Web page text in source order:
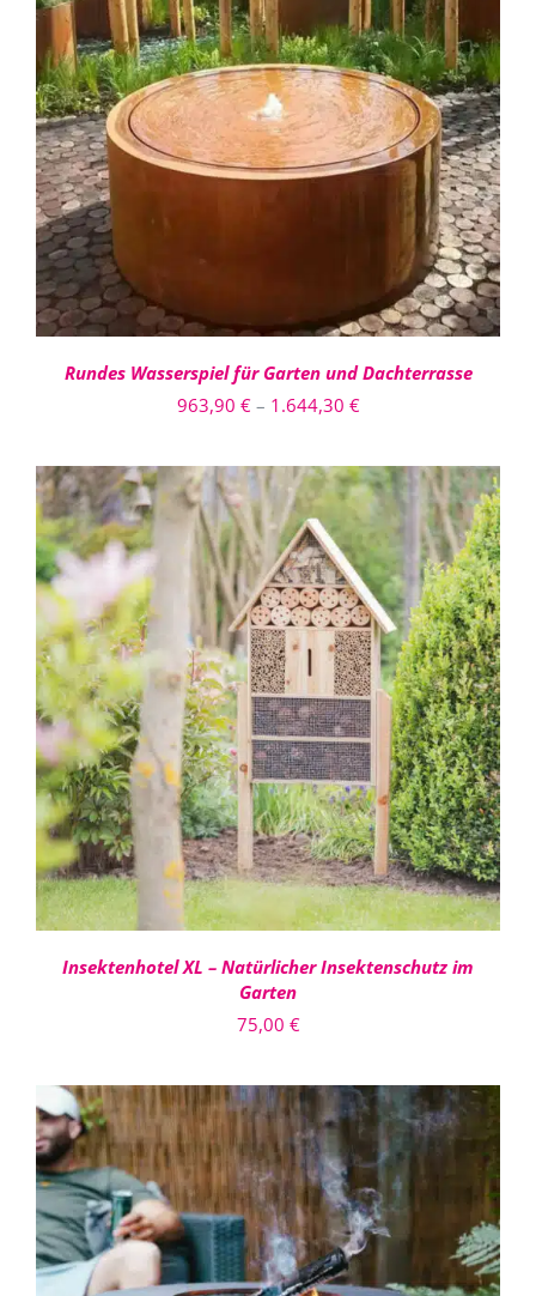
AUSFÜHRUNG WÄHLENDIESES
PRODUKT
WEIST
MEHRERE
VARIANTEN
OPTIONEN
KÖNNEN
AUF
DER
GEWÄHLT
WERDEN
/
DETAILS
Rundes Wasserspiel für Garten und Dachterrasse
963,90 € – 1.644,30 €Preisspanne:
bis
1.644,30 €
IN DEN WARENKORB
/
DETAILS
Insektenhotel XL – Natürlicher Insektenschutz im
Garten
75,00 €